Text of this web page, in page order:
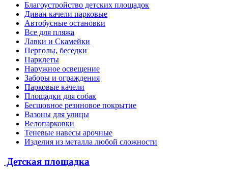
Благоустройство детских площадок
Диван качели парковые
Автобусные остановки
Все для пляжа
Лавки и Скамейки
Перголы, беседки
Парклеты
Наружное освещение
Заборы и ограждения
Парковые качели
Площадки для собак
Бесшовное резиновое покрытие
Вазоны для улицы
Велопарковки
Теневые навесы арочные
Изделия из металла любой сложности
Детская площадка